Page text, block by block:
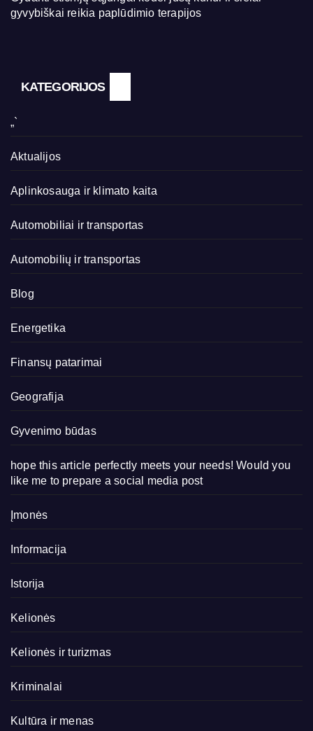
gyvybiškai reikia paplūdimio terapijos
KATEGORIJOS
„`
Aktualijos
Aplinkosauga ir klimato kaita
Automobiliai ir transportas
Automobilių ir transportas
Blog
Energetika
Finansų patarimai
Geografija
Gyvenimo būdas
hope this article perfectly meets your needs! Would you
like me to prepare a social media post
Įmonės
Informacija
Istorija
Kelionės
Kelionės ir turizmas
Kriminalai
Kultūra ir menas